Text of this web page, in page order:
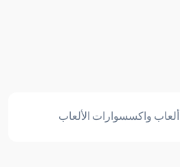
ألعاب واكسسوارات الألعاب